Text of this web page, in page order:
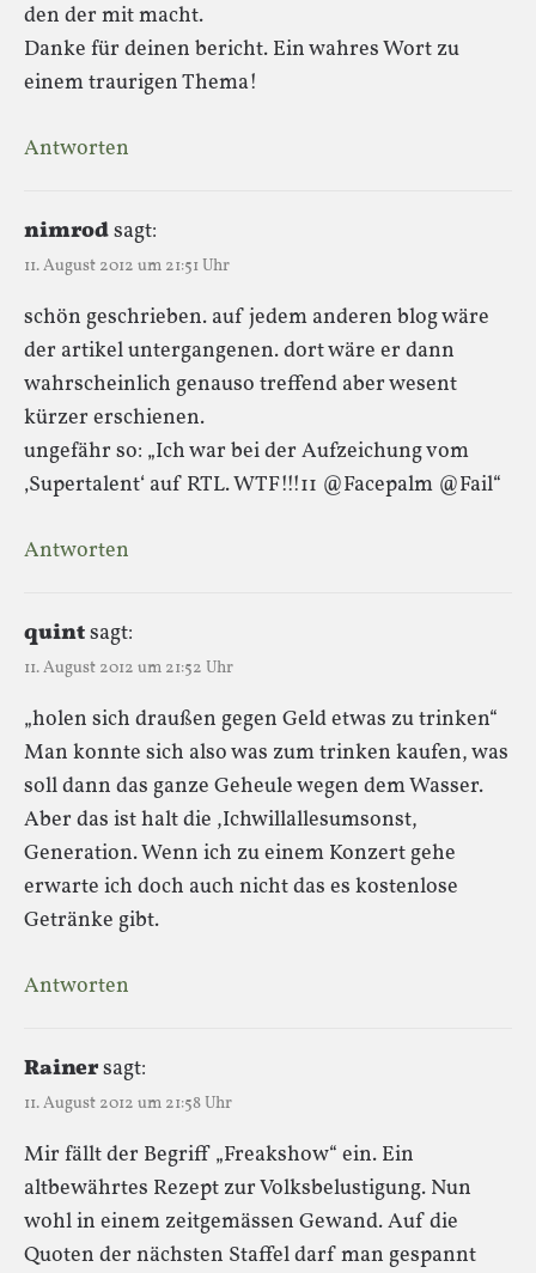
den der mit macht.
Danke für deinen bericht. Ein wahres Wort zu
einem traurigen Thema!
Antworten
nimrodsagt:
11. August 2012 um 21:51 Uhr
schön geschrieben. auf jedem anderen blog wäre
der artikel untergangenen. dort wäre er dann
wahrscheinlich genauso treffend aber wesent
kürzer erschienen.
ungefähr so: „Ich war bei der Aufzeichung vom
‚Supertalent‘ auf RTL. WTF!!!11 @Facepalm @Fail“
Antworten
quintsagt:
11. August 2012 um 21:52 Uhr
„holen sich draußen gegen Geld etwas zu trinken“
Man konnte sich also was zum trinken kaufen, was
soll dann das ganze Geheule wegen dem Wasser.
Aber das ist halt die ,Ichwillallesumsonst,
Generation. Wenn ich zu einem Konzert gehe
erwarte ich doch auch nicht das es kostenlose
Getränke gibt.
Antworten
Rainersagt:
11. August 2012 um 21:58 Uhr
Mir fällt der Begriff „Freakshow“ ein. Ein
altbewährtes Rezept zur Volksbelustigung. Nun
wohl in einem zeitgemässen Gewand. Auf die
Quoten der nächsten Staffel darf man gespannt